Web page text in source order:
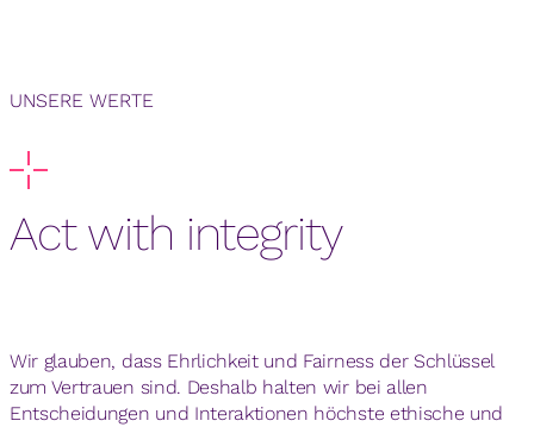
UNSERE WERTE
Act with integrity
Wir glauben, dass Ehrlichkeit und Fairness der Schlüssel
zum Vertrauen sind. Deshalb halten wir bei allen
Entscheidungen und Interaktionen höchste ethische und